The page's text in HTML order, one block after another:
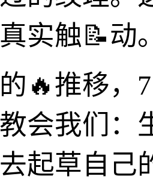
实触📝动
🔥推移，
会我们：
起草自己